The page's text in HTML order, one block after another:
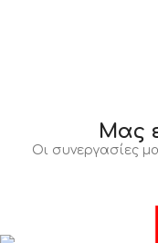
Μας
Οι συνεργασίες